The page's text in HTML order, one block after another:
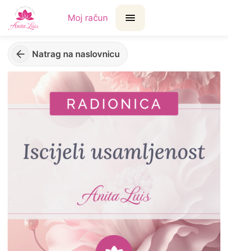
Moj račun
Natrag na naslovnicu